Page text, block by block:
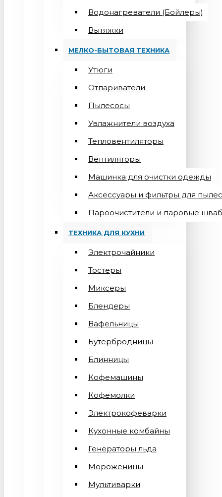
Водонагреватели (Бойлеры)
Вытяжки
МЕЛКО-БЫТОВАЯ ТЕХНИКА
Утюги
Отпариватели
Пылесосы
Увлажнители воздуха
Тепловентиляторы
Вентиляторы
Машинка для очистки одежды
Аксессуары и фильтры для
Пароочистители и паровые
ТЕХНИКА ДЛЯ КУХНИ
Электрочайники
Тостеры
Миксеры
Блендеры
Вафельницы
Бутербродницы
Блинницы
Кофемашины
Кофемолки
Электрокофеварки
Кухонные комбайны
Генераторы льда
Мороженицы
Мультиварки